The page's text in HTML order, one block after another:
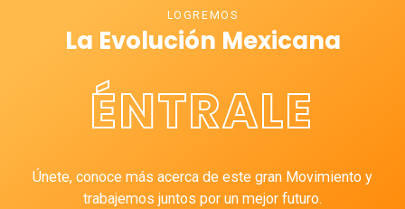
LOGREMOS
La Evolución Mexicana
ÉNTRALE
Únete, conoce más acerca de este gran Movimiento y
trabajemos juntos por un mejor futuro.